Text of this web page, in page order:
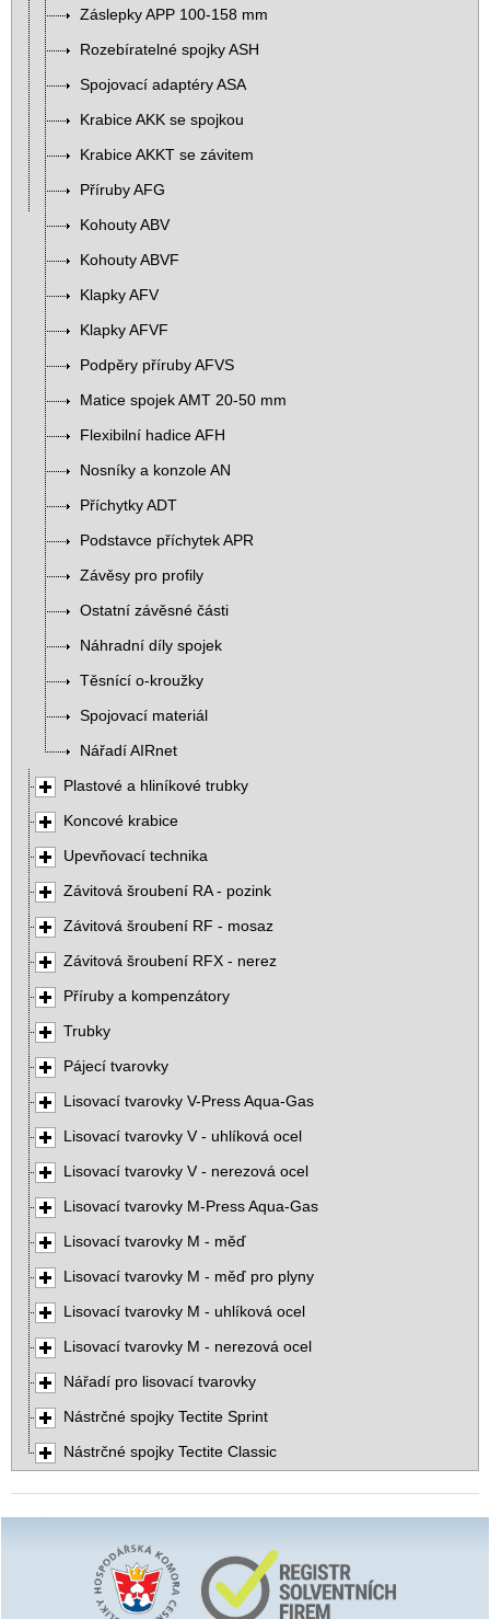
Záslepky APP 100-158 mm
Rozebíratelné spojky ASH
Spojovací adaptéry ASA
Krabice AKK se spojkou
Krabice AKKT se závitem
Příruby AFG
Kohouty ABV
Kohouty ABVF
Klapky AFV
Klapky AFVF
Podpěry příruby AFVS
Matice spojek AMT 20-50 mm
Flexibilní hadice AFH
Nosníky a konzole AN
Příchytky ADT
Podstavce příchytek APR
Závěsy pro profily
Ostatní závěsné části
Náhradní díly spojek
Těsnící o-kroužky
Spojovací materiál
Nářadí AIRnet
Plastové a hliníkové trubky
Koncové krabice
Upevňovací technika
Závitová šroubení RA - pozink
Závitová šroubení RF - mosaz
Závitová šroubení RFX - nerez
Příruby a kompenzátory
Trubky
Pájecí tvarovky
Lisovací tvarovky V-Press Aqua-Gas
Lisovací tvarovky V - uhlíková ocel
Lisovací tvarovky V - nerezová ocel
Lisovací tvarovky M-Press Aqua-Gas
Lisovací tvarovky M - měď
Lisovací tvarovky M - měď pro plyny
Lisovací tvarovky M - uhlíková ocel
Lisovací tvarovky M - nerezová ocel
Nářadí pro lisovací tvarovky
Nástrčné spojky Tectite Sprint
Nástrčné spojky Tectite Classic